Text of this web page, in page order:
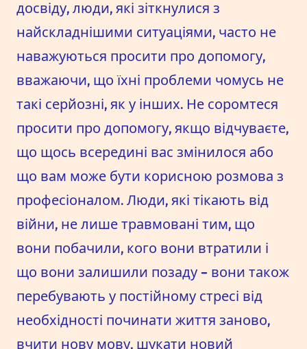
досвіду, люди, які зіткнулися з
найскладнішими ситуаціями, часто не
наважуються просити про допомогу,
вважаючи, що їхні проблеми чомусь не
такі серйозні, як у інших. Не соромтеся
просити про допомогу, якщо відчуваєте,
що щось всередині вас змінилося або
що вам може бути корисною розмова з
професіоналом. Люди, які тікають від
війни, не лише травмовані тим, що
вони побачили, кого вони втратили і
що вони залишили позаду - вони також
перебувають у постійному стресі від
необхідності починати життя заново,
вчити нову мову, шукати новий